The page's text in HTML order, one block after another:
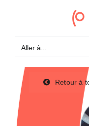
Aller à...
Retour à